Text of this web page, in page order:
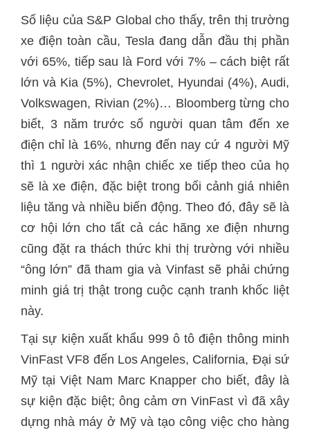
Số liệu của S&P Global cho thấy, trên thị trường
xe điện toàn cầu, Tesla đang dẫn đầu thị phần
với 65%, tiếp sau là Ford với 7% – cách biệt rất
lớn và Kia (5%), Chevrolet, Hyundai (4%), Audi,
Volkswagen, Rivian (2%)… Bloomberg từng cho
biết, 3 năm trước số người quan tâm đến xe
điện chỉ là 16%, nhưng đến nay cứ 4 người Mỹ
thì 1 người xác nhận chiếc xe tiếp theo của họ
sẽ là xe điện, đặc biệt trong bối cảnh giá nhiên
liệu tăng và nhiều biến động. Theo đó, đây sẽ là
cơ hội lớn cho tất cả các hãng xe điện nhưng
cũng đặt ra thách thức khi thị trường với nhiều
“ông lớn” đã tham gia và Vinfast sẽ phải chứng
minh giá trị thật trong cuộc cạnh tranh khốc liệt
này.
Tại sự kiện xuất khẩu 999 ô tô điện thông minh
VinFast VF8 đến Los Angeles, California, Đại sứ
Mỹ tại Việt Nam Marc Knapper cho biết, đây là
sự kiện đặc biệt; ông cảm ơn VinFast vì đã xây
dựng nhà máy ở Mỹ và tạo công việc cho hàng